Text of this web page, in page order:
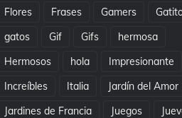
Flores
Frases Gamers
gatos
Gif Gifs
hermosa
Hermosos
hola
Impresionante
Increíbles
Italia
Jardín del Amor
Jardines de Francia
Juegos